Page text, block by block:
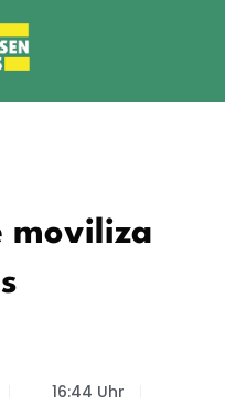
moviliza
16:44 Uhr